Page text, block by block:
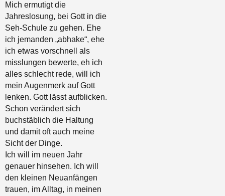
Mich ermutigt die
Jahreslosung, bei Gott in die
Seh-Schule zu gehen. Ehe
ich jemanden „abhake“, ehe
ich etwas vorschnell als
misslungen bewerte, eh ich
alles schlecht rede, will ich
mein Augenmerk auf Gott
lenken. Gott lässt aufblicken.
Schon verändert sich
buchstäblich die Haltung
und damit oft auch meine
Sicht der Dinge.
Ich will im neuen Jahr
genauer hinsehen. Ich will
den kleinen Neuanfängen
trauen, im Alltag, in meinen